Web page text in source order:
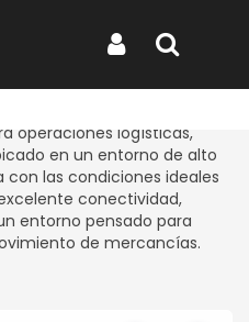
operaciones logísticas,
en un entorno de alto
las condiciones ideales
conectividad,
entorno pensado para
de mercancías.